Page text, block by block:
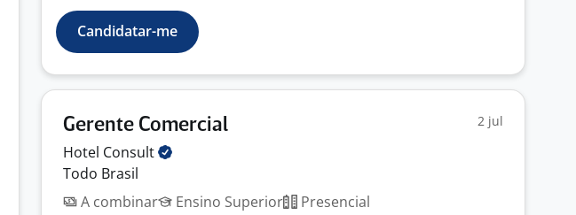
Candidatar-me
Gerente Comercial 2 jul
Hotel Consult
Todo Brasil
A combinar
Ensino Superior
Presencial